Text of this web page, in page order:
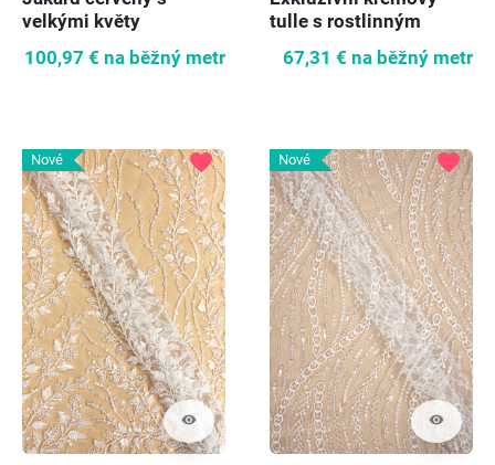
velkými květy
100,97 € na běžný metr
tulle s rostlinným
67,31 € na běžný metr
Nové
visibility
favorite Nové
visibility
favorite